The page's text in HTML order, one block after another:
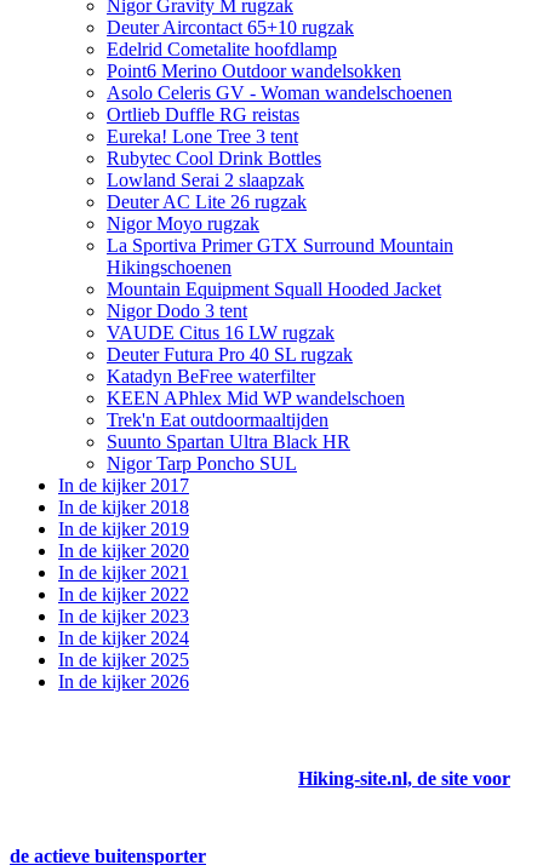
Nigor Gravity M rugzak
Deuter Aircontact 65+10 rugzak
Edelrid Cometalite hoofdlamp
Point6 Merino Outdoor wandelsokken
Asolo Celeris GV - Woman wandelschoenen
Ortlieb Duffle RG reistas
Eureka! Lone Tree 3 tent
Rubytec Cool Drink Bottles
Lowland Serai 2 slaapzak
Deuter AC Lite 26 rugzak
Nigor Moyo rugzak
La Sportiva Primer GTX Surround Mountain
Hikingschoenen
Mountain Equipment Squall Hooded Jacket
Nigor Dodo 3 tent
VAUDE Citus 16 LW rugzak
Deuter Futura Pro 40 SL rugzak
Katadyn BeFree waterfilter
KEEN APhlex Mid WP wandelschoen
Trek'n Eat outdoormaaltijden
Suunto Spartan Ultra Black HR
Nigor Tarp Poncho SUL
In de kijker 2017
In de kijker 2018
In de kijker 2019
In de kijker 2020
In de kijker 2021
In de kijker 2022
In de kijker 2023
In de kijker 2024
In de kijker 2025
In de kijker 2026
Hiking-site.nl, de site voor
de actieve buitensporter